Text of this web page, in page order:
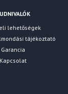
lehetőségek
tájékoztató
Garancia
Kapcsolat